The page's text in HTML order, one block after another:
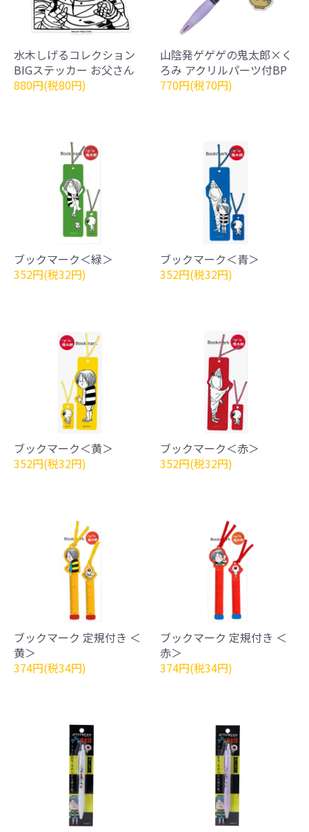
水木しげるコレクション
BIGステッカー お父さん
880円(税80円)
山陰発ゲゲゲの鬼太郎×く
ろみ アクリルパーツ付BP
770円(税70円)
ブックマーク＜緑＞
352円(税32円)
ブックマーク＜青＞
352円(税32円)
ブックマーク＜黄＞
352円(税32円)
ブックマーク＜赤＞
352円(税32円)
ブックマーク 定規付き ＜
黄＞
374円(税34円)
ブックマーク 定規付き ＜
赤＞
374円(税34円)